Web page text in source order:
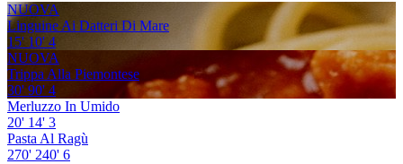
NUOVA
Linguine Ai Datteri Di Mare
15' 10' 4
NUOVA
Trippa Alla Piemontese
30' 90' 4
Merluzzo In Umido
20' 14' 3
Pasta Al Ragù
270' 240' 6